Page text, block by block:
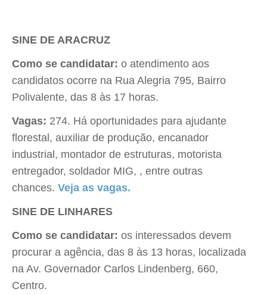
SINE DE ARACRUZ
Como se candidatar: o atendimento aos
candidatos ocorre na Rua Alegria 795, Bairro
Polivalente, das 8 às 17 horas.
Vagas: 274. Há oportunidades para ajudante
florestal, auxiliar de produção, encanador
industrial, montador de estruturas, motorista
entregador, soldador MIG, , entre outras
chances. Veja as vagas.
SINE DE LINHARES
Como se candidatar: os interessados devem
procurar a agência, das 8 às 13 horas, localizada
na Av. Governador Carlos Lindenberg, 660,
Centro.